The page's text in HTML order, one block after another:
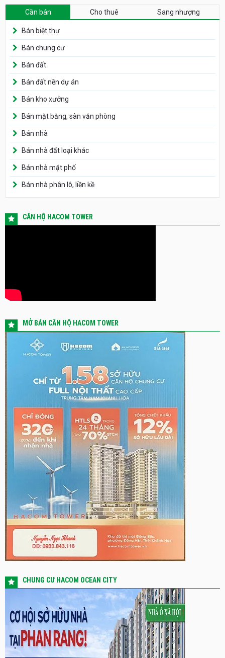
Cần bán Cho thuê Sang nhượng
Bán biệt thự
Bán chung cư
Bán đất
Bán đất nền dự án
Bán kho xưởng
Bán mặt bằng, sàn văn phòng
Bán nhà
Bán nhà đất loại khác
Bán nhà mặt phố
Bán nhà phân lô, liền kề
CĂN HỘ HACOM TOWER
MỞ BÁN CĂN HỘ HACOM TOWER
CHUNG CƯ HACOM OCEAN CITY